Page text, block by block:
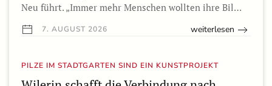
Neu führt. „Immer mehr Menschen wollten ihre Bil…
7. AUGUST 2026 weiterlesen
PILZE IM STADTGARTEN SIND EIN KUNSTPROJEKT